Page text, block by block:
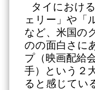
タイにおけ
ェリー」や「
など、米国の
のの面白さに
プ（映画配給
手）という２
ると感じてい